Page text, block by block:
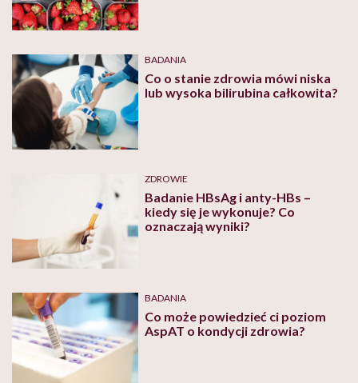
BADANIA
Co o stanie zdrowia mówi niska
lub wysoka bilirubina całkowita?
ZDROWIE
Badanie HBsAg i anty-HBs –
kiedy się je wykonuje? Co
oznaczają wyniki?
BADANIA
Co może powiedzieć ci poziom
AspAT o kondycji zdrowia?